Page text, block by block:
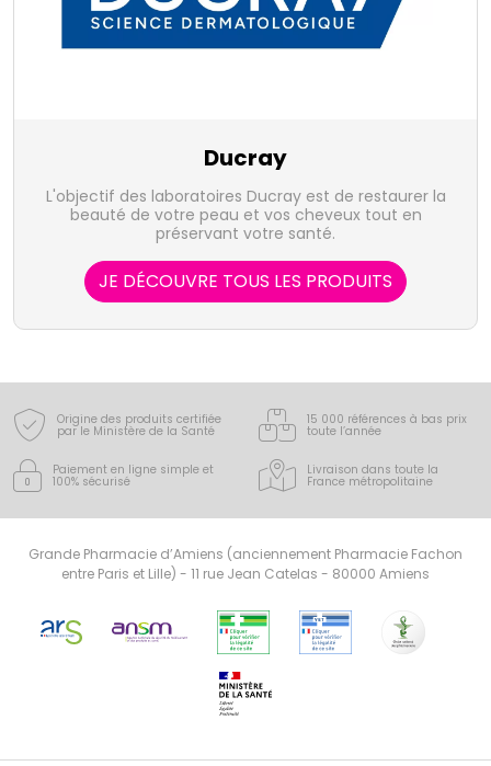
Ducray
L'objectif des laboratoires Ducray est de restaurer la
beauté de votre peau et vos cheveux tout en
préservant votre santé.
JE DÉCOUVRE TOUS LES PRODUITS
Origine des produits certifiée
par le Ministère de la Santé
15 000 références à bas prix
toute l’année
Paiement en ligne simple et
100% sécurisé
Livraison dans toute la
France métropolitaine
Grande Pharmacie d’Amiens (anciennement Pharmacie Fachon
entre Paris et Lille) - 11 rue Jean Catelas - 80000 Amiens